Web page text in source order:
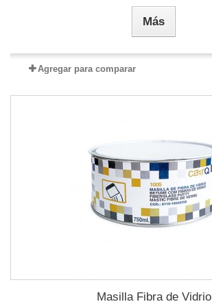
Más
Agregar para comparar
Masilla Fibra de Vidrio